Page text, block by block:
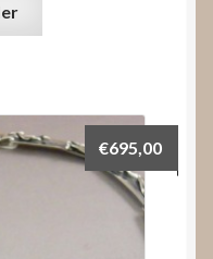
€695,00